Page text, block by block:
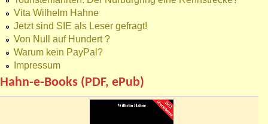
Vita Wilhelm Hahne
Jetzt sind SIE als Leser gefragt!
Von Null auf Hundert ?
Warum kein PayPal?
Impressum
Hahn-e-Books (PDF, ePub)